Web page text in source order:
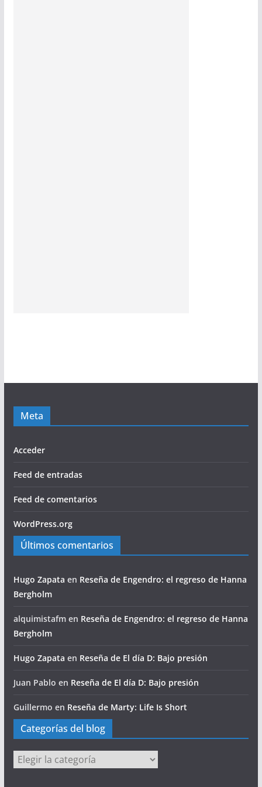
Meta
Acceder
Feed de entradas
Feed de comentarios
WordPress.org
Últimos comentarios
Hugo Zapata en Reseña de Engendro: el regreso de Hanna
Bergholm
alquimistafmen Reseña de Engendro: el regreso de Hanna
Bergholm
Hugo Zapata en Reseña de El día D: Bajo presión
Juan Pablo en Reseña de El día D: Bajo presión
Guillermo en Reseña de Marty: Life Is Short
Categorías del blog
Categorías
del